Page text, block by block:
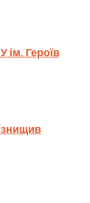
ім. Героїв
знищив